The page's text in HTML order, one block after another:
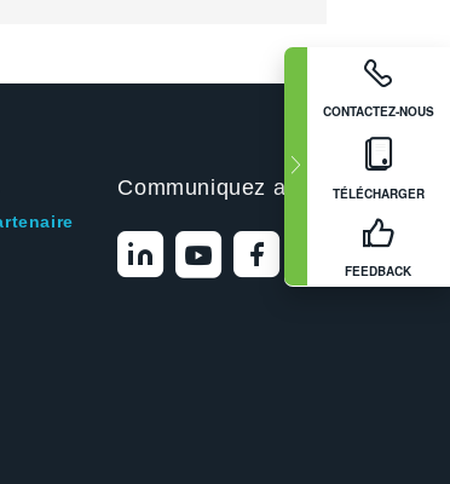
CONTACTEZ-NOUS
TÉLÉCHARGER
FEEDBACK
Communiquez avec nous